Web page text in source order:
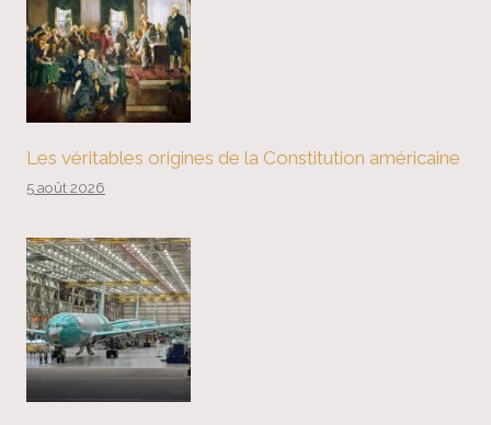
Les véritables origines de la Constitution américaine
5 août 2026